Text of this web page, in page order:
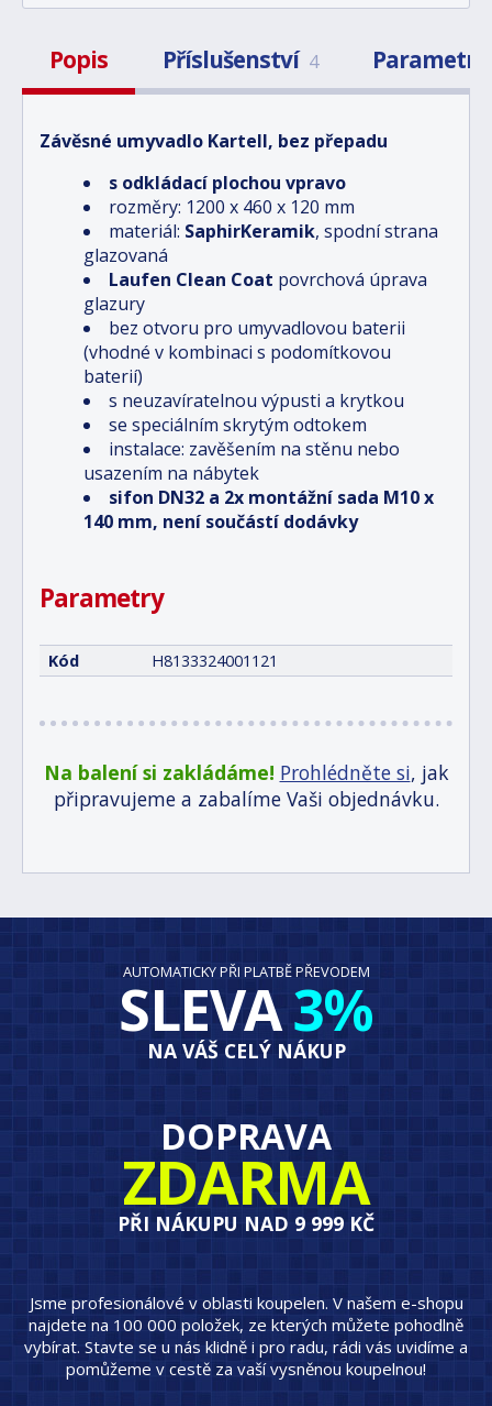
Popis Příslušenství 4 Parametry
Závěsné umyvadlo Kartell, bez přepadu
s odkládací plochou vpravo
rozměry: 1200 x 460 x 120 mm
materiál: SaphirKeramik, spodní strana
glazovaná
Laufen Clean Coat povrchová úprava
glazury
bez otvoru pro umyvadlovou baterii
(vhodné v kombinaci s podomítkovou
baterií)
s neuzavíratelnou výpusti a krytkou
se speciálním skrytým odtokem
instalace: zavěšením na stěnu nebo
usazením na nábytek
sifon DN32 a 2x montážní sada M10 x
140 mm, není součástí dodávky
Parametry
Kód H8133324001121
Na balení si zakládáme! Prohlédněte si, jak
připravujeme a zabalíme Vaši objednávku.
AUTOMATICKY PŘI PLATBĚ PŘEVODEM
SLEVA3%
NA VÁŠ CELÝ NÁKUP
DOPRAVA
ZDARMA
PŘI NÁKUPU NAD 9 999 KČ
Jsme profesionálové v oblasti koupelen. V našem e-shopu
najdete na 100 000 položek, ze kterých můžete pohodlně
vybírat. Stavte se u nás klidně i pro radu, rádi vás uvidíme a
pomůžeme v cestě za vaší vysněnou koupelnou!